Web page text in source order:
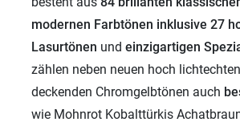
modernen Farbtönen inklusive 27
Lasurtönen und einzigartigen
zählen neben neuen hoch
deckenden Chromgelbtönen auch
wie Mohnrot Kobalttürkis